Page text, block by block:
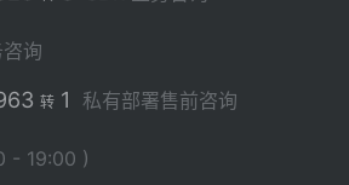
询
转1 私有部署售前咨询
- 19:00 )